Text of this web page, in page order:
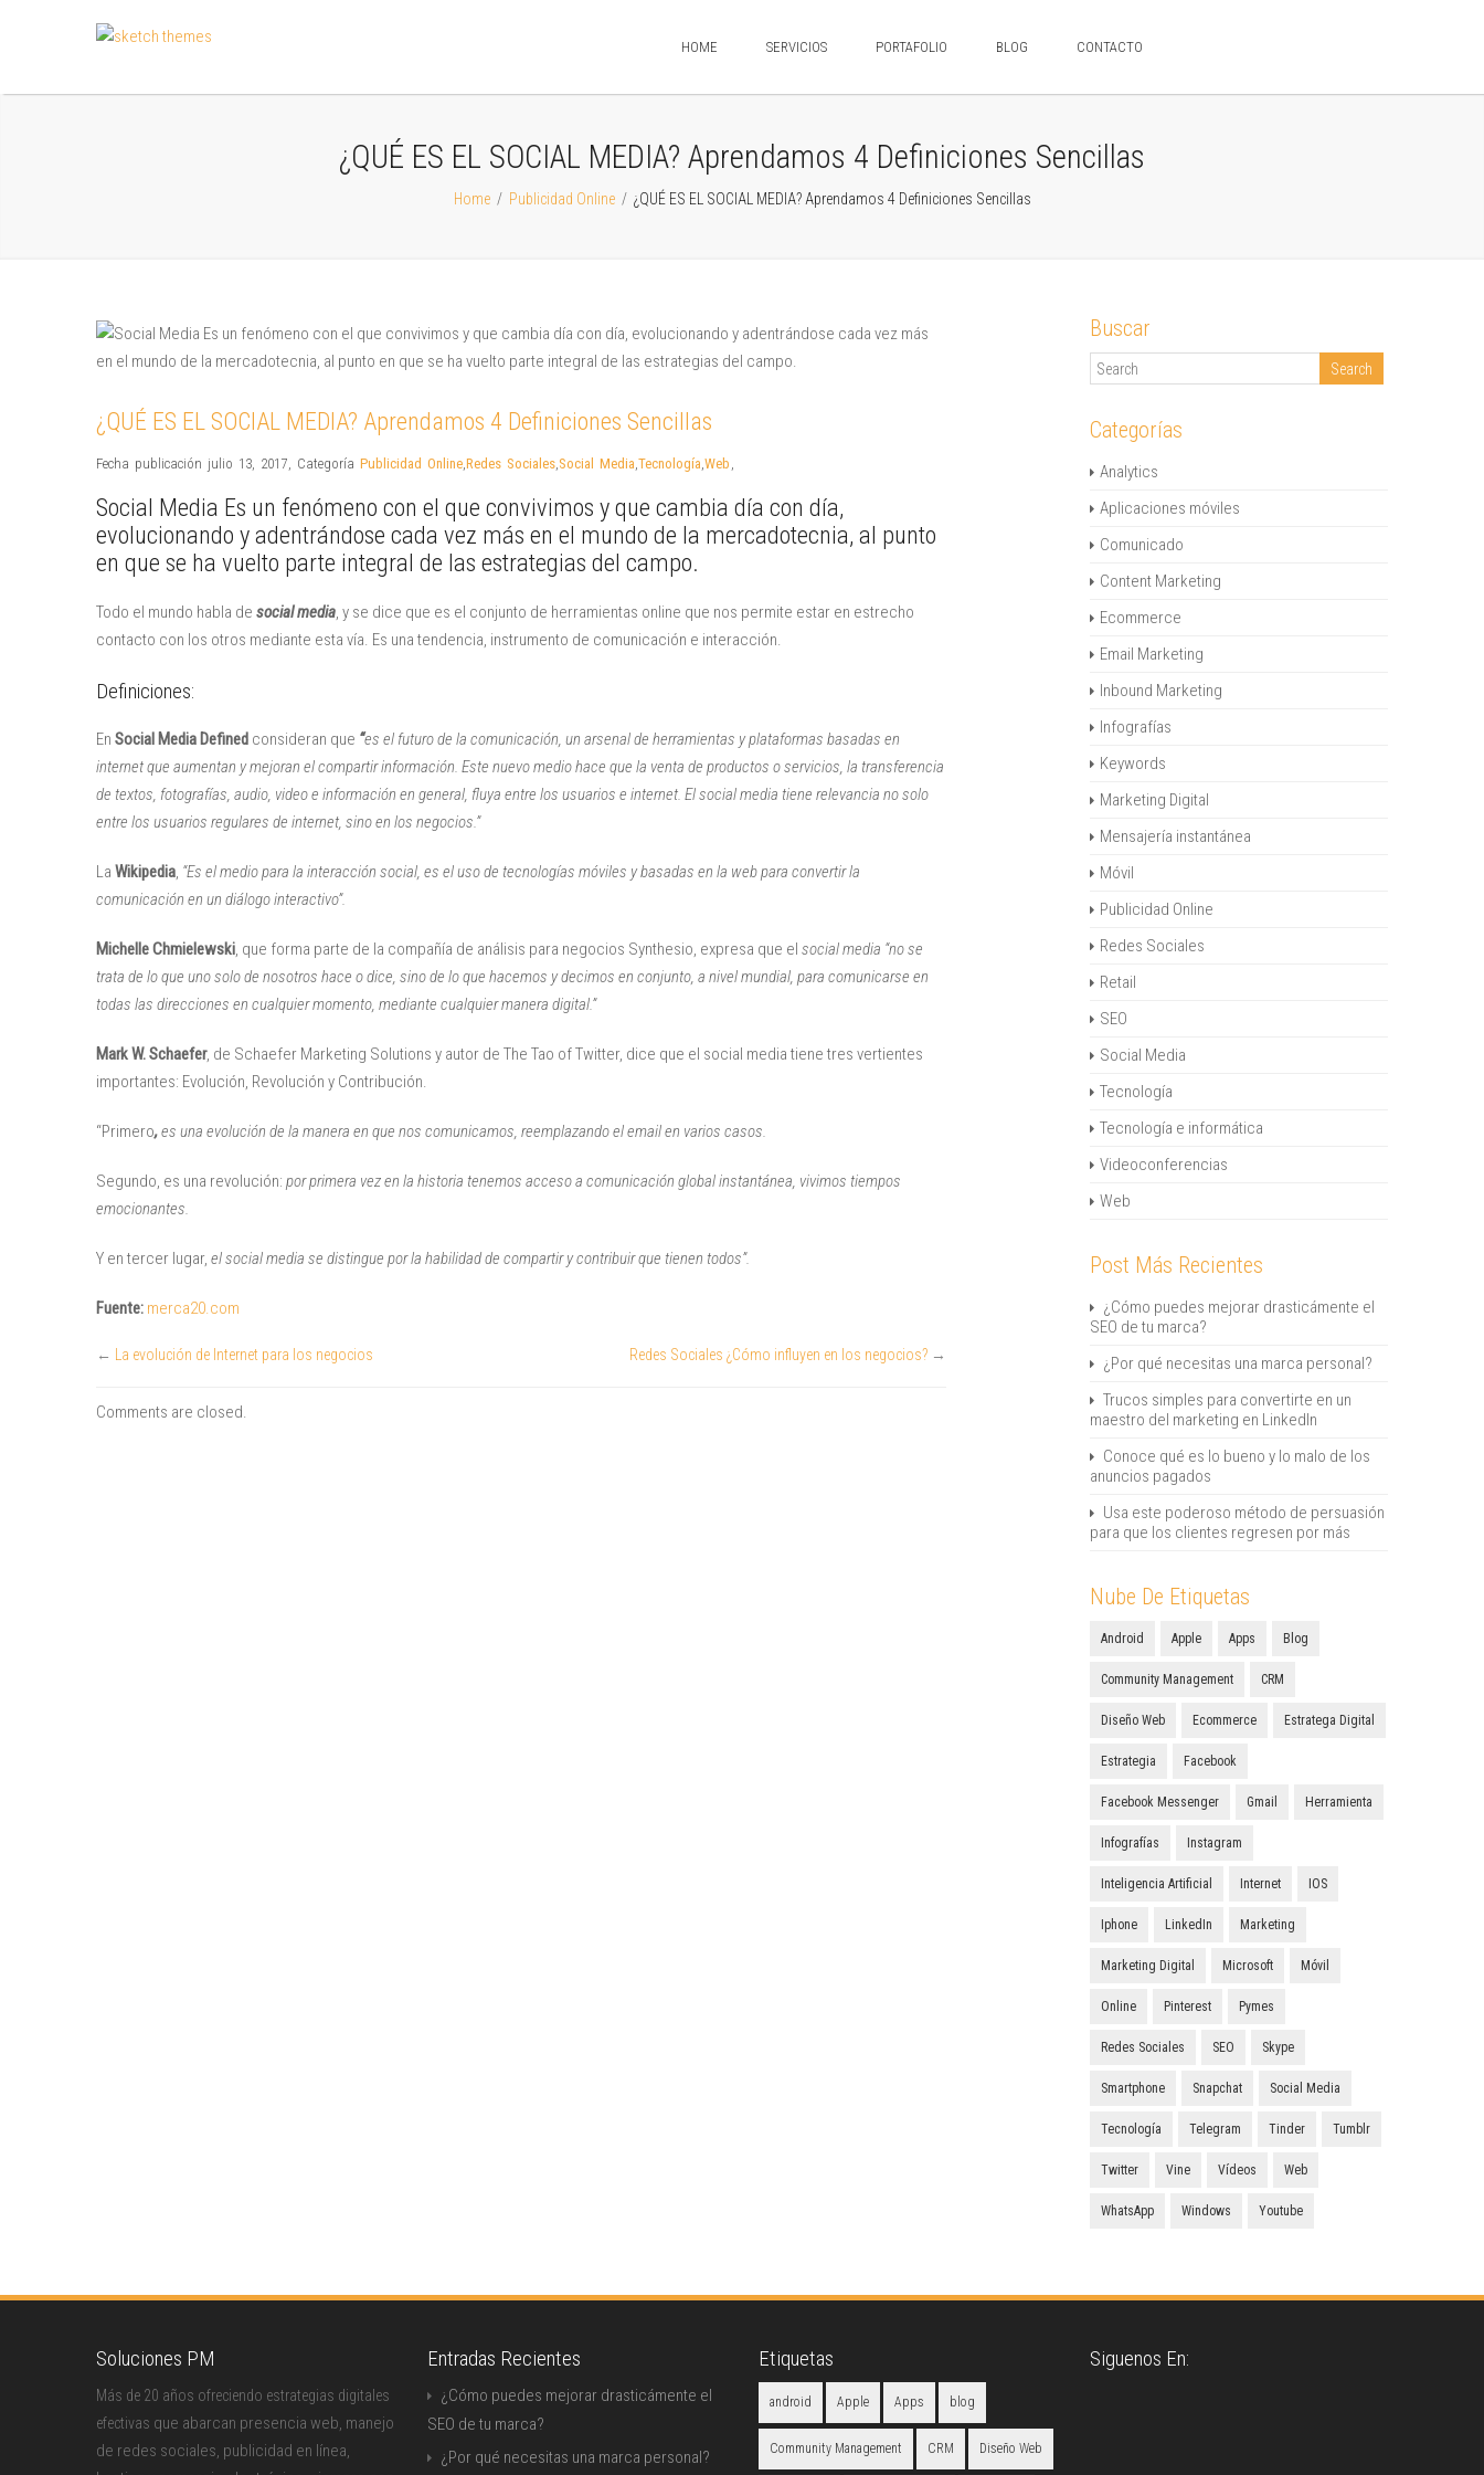
HOME SERVICIOS PORTAFOLIO BLOG CONTACTO
¿QUÉ ES EL SOCIAL MEDIA? Aprendamos 4 Definiciones Sencillas
Home / Publicidad Online / ¿QUÉ ES EL SOCIAL MEDIA? Aprendamos 4 Definiciones Sencillas
¿QUÉ ES EL SOCIAL MEDIA? Aprendamos 4 Definiciones Sencillas
Fecha publicación julio 13, 2017, Categoría Publicidad Online,Redes Sociales,Social Media,Tecnología,Web ,
Social Media Es un fenómeno con el que convivimos y que cambia día con día,
evolucionando y adentrándose cada vez más en el mundo de la mercadotecnia, al punto
en que se ha vuelto parte integral de las estrategias del campo.
Todo el mundo habla de social media, y se dice que es el conjunto de herramientas online que nos permite estar en estrecho
contacto con los otros mediante esta vía. Es una tendencia, instrumento de comunicación e interacción.
Definiciones:
En Social Media Defined consideran que “es el futuro de la comunicación, un arsenal de herramientas y plataformas basadas en
internet que aumentan y mejoran el compartir información. Este nuevo medio hace que la venta de productos o servicios, la transferencia
de textos, fotografías, audio, video e información en general, fluya entre los usuarios e internet. El social media tiene relevancia no solo
entre los usuarios regulares de internet, sino en los negocios.”
La Wikipedia, “Es el medio para la interacción social, es el uso de tecnologías móviles y basadas en la web para convertir la
comunicación en un diálogo interactivo”.
Michelle Chmielewski, que forma parte de la compañía de análisis para negocios Synthesio, expresa que el social media “no se
trata de lo que uno solo de nosotros hace o dice, sino de lo que hacemos y decimos en conjunto, a nivel mundial, para comunicarse en
todas las direcciones en cualquier momento, mediante cualquier manera digital.”
Mark W. Schaefer, de Schaefer Marketing Solutions y autor de The Tao of Twitter, dice que el social media tiene tres vertientes
importantes: Evolución, Revolución y Contribución.
“Primero,es una evolución de la manera en que nos comunicamos, reemplazando el email en varios casos.
Segundo, es una revolución: por primera vez en la historia tenemos acceso a comunicación global instantánea, vivimos tiempos
emocionantes.
Y en tercer lugar, elsocial media se distingue por la habilidad de compartir y contribuir que tienen todos”.
Fuente: merca20.com
← La evolución de Internet para los negocios Redes Sociales ¿Cómo influyen en los negocios? →
Comments are closed.
Buscar
Categorías
Analytics
Aplicaciones móviles
Comunicado
Content Marketing
Ecommerce
Email Marketing
Inbound Marketing
Infografías
Keywords
Marketing Digital
Mensajería instantánea
Móvil
Publicidad Online
Redes Sociales
Retail
SEO
Social Media
Tecnología
Tecnología e informática
Videoconferencias
Web
Post Más Recientes
¿Cómo puedes mejorar drasticámente el
SEO de tu marca?
¿Por qué necesitas una marca personal?
Trucos simples para convertirte en un
maestro del marketing en LinkedIn
Conoce qué es lo bueno y lo malo de los
anuncios pagados
Usa este poderoso método de persuasión
para que los clientes regresen por más
Nube De Etiquetas
Android Apple Apps Blog
Community Management CRM
Diseño Web Ecommerce Estratega Digital
Estrategia Facebook
Facebook Messenger Gmail Herramienta
Infografías Instagram
Inteligencia Artificial Internet IOS
Iphone LinkedIn Marketing
Marketing Digital Microsoft Móvil
Online Pinterest Pymes
Redes Sociales SEO Skype
Smartphone Snapchat Social Media
Tecnología Telegram Tinder Tumblr
Twitter Vine Vídeos Web
WhatsApp Windows Youtube
Soluciones PM
Más de 20 años ofreciendo estrategias digitales
efectivas que abarcan presencia web, manejo
de redes sociales, publicidad en línea,
Entradas Recientes
¿Cómo puedes mejorar drasticámente el
SEO de tu marca?
¿Por qué necesitas una marca personal?
Etiquetas
android Apple Apps blog
Community Management CRM Diseño Web
Siguenos En: